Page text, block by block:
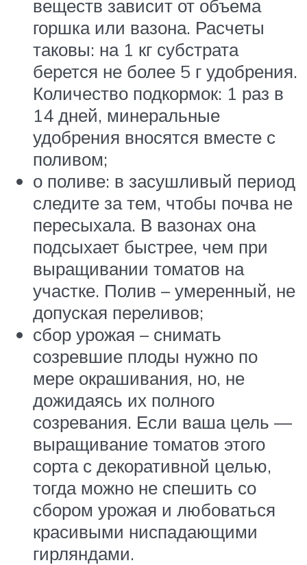
веществ зависит от объема
горшка или вазона. Расчеты
таковы: на 1 кг субстрата
берется не более 5 г удобрения.
Количество подкормок: 1 раз в
14 дней, минеральные
удобрения вносятся вместе с
поливом;
о поливе: в засушливый период
следите за тем, чтобы почва не
пересыхала. В вазонах она
подсыхает быстрее, чем при
выращивании томатов на
участке. Полив – умеренный, не
допуская переливов;
сбор урожая – снимать
созревшие плоды нужно по
мере окрашивания, но, не
дожидаясь их полного
созревания. Если ваша цель —
выращивание томатов этого
сорта с декоративной целью,
тогда можно не спешить со
сбором урожая и любоваться
красивыми ниспадающими
гирляндами.